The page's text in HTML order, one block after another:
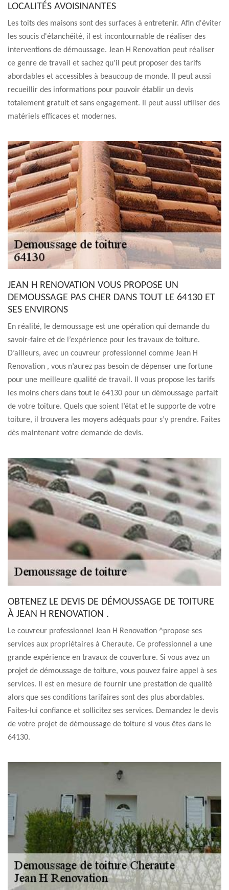
LOCALITÉS AVOISINANTES
Les toits des maisons sont des surfaces à entretenir. Afin d'éviter
les soucis d'étanchéité, il est incontournable de réaliser des
interventions de démoussage. Jean H Renovation peut réaliser
ce genre de travail et sachez qu'il peut proposer des tarifs
abordables et accessibles à beaucoup de monde. Il peut aussi
recueillir des informations pour pouvoir établir un devis
totalement gratuit et sans engagement. Il peut aussi utiliser des
matériels efficaces et modernes.
JEAN H RENOVATION VOUS PROPOSE UN
DEMOUSSAGE PAS CHER DANS TOUT LE 64130 ET
SES ENVIRONS
En réalité, le demoussage est une opération qui demande du
savoir-faire et de l’expérience pour les travaux de toiture.
D’ailleurs, avec un couvreur professionnel comme Jean H
Renovation , vous n’aurez pas besoin de dépenser une fortune
pour une meilleure qualité de travail. Il vous propose les tarifs
les moins chers dans tout le 64130 pour un démoussage parfait
de votre toiture. Quels que soient l’état et le supporte de votre
toiture, il trouvera les moyens adéquats pour s’y prendre. Faites
dès maintenant votre demande de devis.
OBTENEZ LE DEVIS DE DÉMOUSSAGE DE TOITURE
À JEAN H RENOVATION .
Le couvreur professionnel Jean H Renovation ^propose ses
services aux propriétaires à Cheraute. Ce professionnel a une
grande expérience en travaux de couverture. Si vous avez un
projet de démoussage de toiture, vous pouvez faire appel à ses
services. Il est en mesure de fournir une prestation de qualité
alors que ses conditions tarifaires sont des plus abordables.
Faites-lui confiance et sollicitez ses services. Demandez le devis
de votre projet de démoussage de toiture si vous êtes dans le
64130.